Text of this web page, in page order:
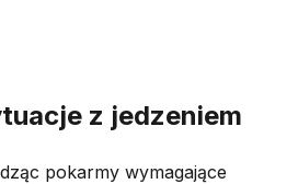
z jedzeniem
pokarmy wymagające